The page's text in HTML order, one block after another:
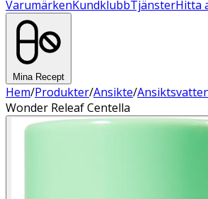
VarumärkenKundklubbTjänsterHitta
Mina Recept
Hem/Produkter/Ansikte/
Wonder Releaf Centella